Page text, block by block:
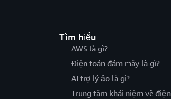
Tìm hiểu
AWS là gì?
Điện toán đám mây là gì?
AI trợ lý ảo là gì?
Trung tâm khái niệm về điện